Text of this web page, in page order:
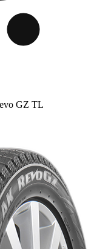
GZ TL